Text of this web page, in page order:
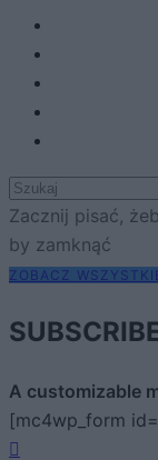
Zacznij pisać,
by zamknąć
ZOBACZ
A customizable
[mc4wp_form